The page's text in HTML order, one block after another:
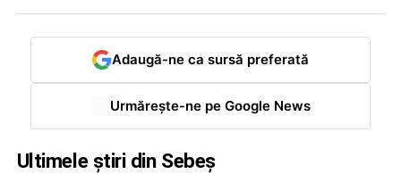
Adaugă-ne ca sursă preferată
Urmărește-ne pe Google News
Ultimele știri din Sebeș